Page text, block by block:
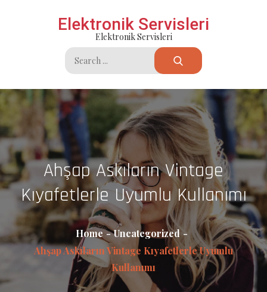
Elektronik Servisleri
Elektronik Servisleri
Search
for:
Ahşap Askıların Vintage
Kıyafetlerle Uyumlu Kullanımı
Home
Uncategorized
Ahşap Askıların Vintage Kıyafetlerle Uyumlu
Kullanımı